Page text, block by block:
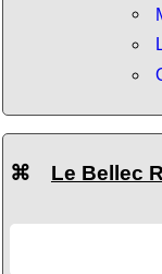
⌘ Le Bellec